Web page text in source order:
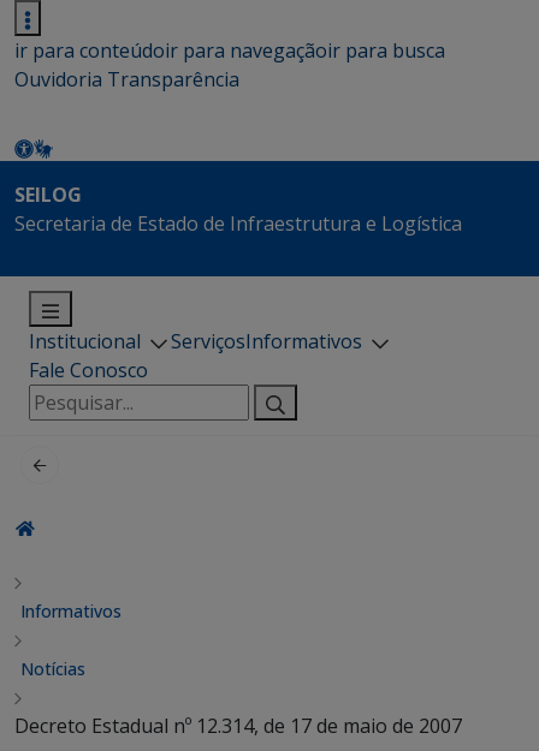
ir para conteúdoir para navegaçãoir para busca
Ouvidoria Transparência
SEILOG
Secretaria de Estado de Infraestrutura e Logística
Institucional ServiçosInformativos
Fale Conosco
Pesquisar
por:
Informativos
Notícias
Decreto Estadual nº 12.314, de 17 de maio de 2007